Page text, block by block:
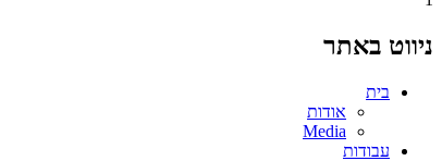
ניווט באתר
בית
אודות
Media
עבודות